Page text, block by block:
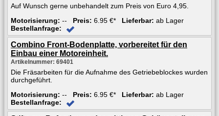
Auf Wunsch gerne unbehandelt zum Preis von Euro 4,95.
Motorisierung: -- Preis: 6.95 €* Lieferbar: ab Lager
Bestellanfrage:
Combino Front-Bodenplatte, vorbereitet für den
Einbau einer Motoreinheit.
Artikelnummer: 69401
Die Fräsarbeiten für die Aufnahme des Getriebeblockes wurden
durchgeführt.
Motorisierung: -- Preis: 6.95 €* Lieferbar: ab Lager
Bestellanfrage: